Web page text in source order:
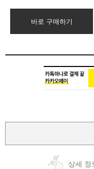
바로 구매하기
상세 정